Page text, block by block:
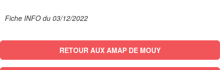
Fiche INFO du 03/12/2022
RETOUR AUX AMAP DE MOUY